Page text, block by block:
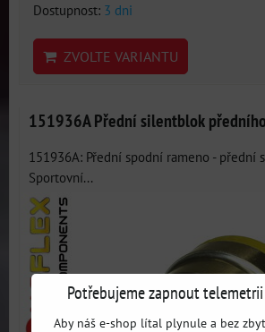
Dostupnost: 3 dni
ZVOLTE VARIANTU
151936A Přední silentblok předního
151936A: Přední spodní rameno - přední
Sportovní...
Potřebujeme zapnout
Aby náš e-shop lítal plynule a bez